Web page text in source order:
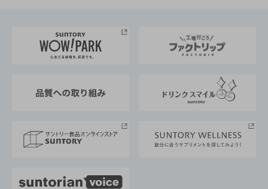
地域情報
サントリーサンバーズ大阪
サントリーが考えるサステナビリティ経営
企業概要
採用情報